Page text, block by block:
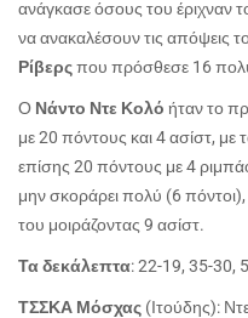
ανάγκασε όσους του έριχναν
να ανακαλέσουν τις απόψεις
Ρίβερςπου πρόσθεσε 16
Ο Νάντο Ντε Κολό ήταν το
με 20 πόντους και 4 ασίστ, με
επίσης 20 πόντους με 4
μην σκοράρει πολύ (6 πόντοι),
του μοιράζοντας 9 ασίστ.
Τα δεκάλεπτα: 22-19, 35-30,
ΤΣΣΚΑ Μόσχας (Ιτούδης):